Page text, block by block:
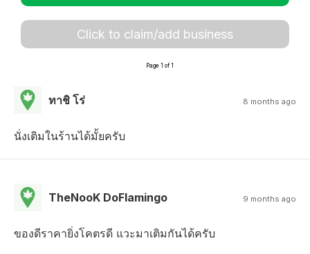
Click to claim/add business
Page 1 of 1
ทาชิ โร่ 8 months ago
นั่งเติมในร้านได้มั้ยครับ
TheNooK DoFlamingo 9 months ago
ของดีราคายิ่งโคตรดี แวะมาเติมกันได้ครับ